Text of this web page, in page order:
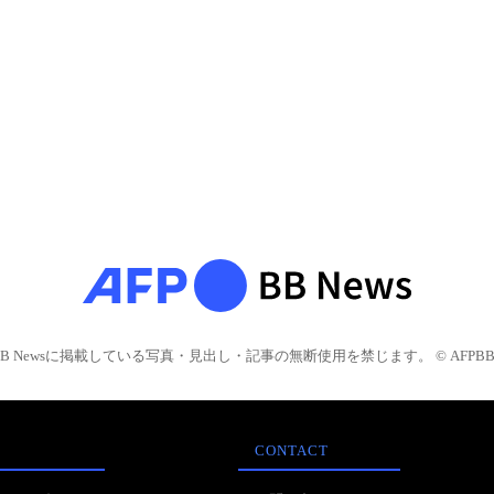
Newsに掲載している写真・見出し・記事の無断使用を禁じます。 © AFPBB
CONTACT